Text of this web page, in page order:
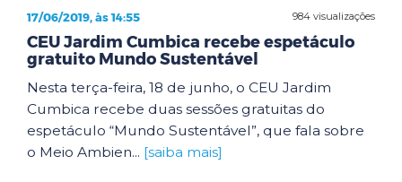
984 visualizações
17/06/2019, às 14:55
CEU Jardim Cumbica recebe espetáculo
gratuito Mundo Sustentável
Nesta terça-feira, 18 de junho, o CEU Jardim
Cumbica recebe duas sessões gratuitas do
espetáculo “Mundo Sustentável”, que fala sobre
o Meio Ambien... [saiba mais]